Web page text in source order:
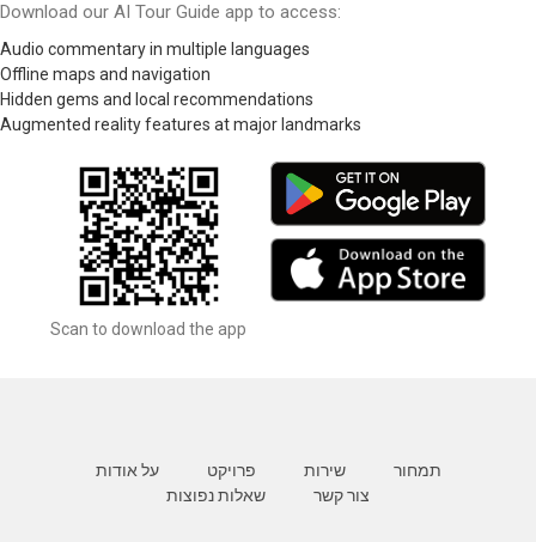
Download our AI Tour Guide app to access:
Audio commentary in multiple languages
Offline maps and navigation
Hidden gems and local recommendations
Augmented reality features at major landmarks
Scan to download the app
על אודות פרויקט שירות
תמחור
שאלות נפוצות
צור קשר